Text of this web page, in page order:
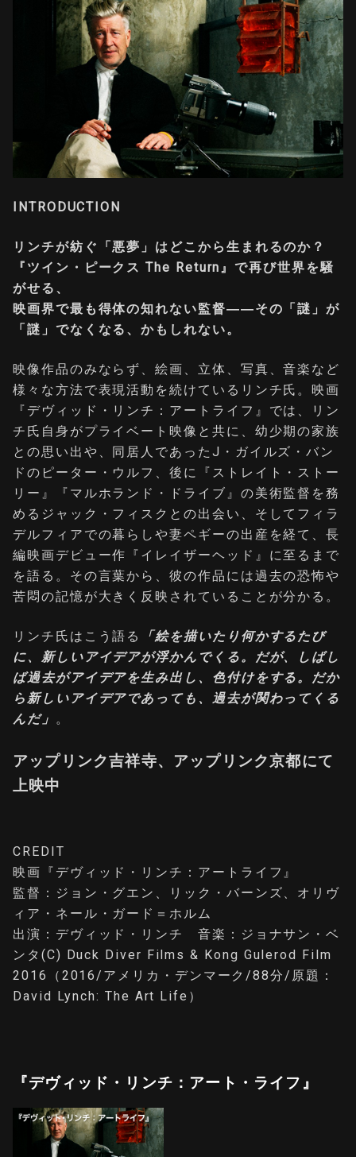
INTRODUCTION
リンチが紡ぐ「悪夢」はどこから生まれるのか？
『ツイン・ピークス The Return』で再び世界を騒
がせる、
映画界で最も得体の知れない監督――その「謎」が
「謎」でなくなる、かもしれない。
映像作品のみならず、絵画、立体、写真、音楽など
様々な方法で表現活動を続けているリンチ氏。映画
『デヴィッド・リンチ：アートライフ』では、リン
チ氏自身がプライベート映像と共に、幼少期の家族
との思い出や、同居人であったJ・ガイルズ・バン
ドのピーター・ウルフ、後に『ストレイト・ストー
リー』『マルホランド・ドライブ』の美術監督を務
めるジャック・フィスクとの出会い、そしてフィラ
デルフィアでの暮らしや妻ペギーの出産を経て、長
編映画デビュー作『イレイザーヘッド』に至るまで
を語る。その言葉から、彼の作品には過去の恐怖や
苦悶の記憶が大きく反映されていることが分かる。
リンチ氏はこう語る
「絵を描いたり何かするたび
に、新しいアイデアが浮かんでくる。だが、しばし
ば過去がアイデアを生み出し、色付けをする。だか
ら新しいアイデアであっても、過去が関わってくる
んだ」 。
アップリンク吉祥寺、アップリンク京都にて
上映中
CREDIT
映画『デヴィッド・リンチ：アートライフ』
監督：ジョン・グエン、リック・バーンズ、オリヴ
ィア・ネール・ガード＝ホルム
出演：デヴィッド・リンチ 音楽：ジョナサン・ベ
ンタ(C) Duck Diver Films & Kong Gulerod Film
2016（2016/アメリカ・デンマーク/88分/原題：
David Lynch: The Art Life）
『デヴィッド・リンチ：アート・ライフ』